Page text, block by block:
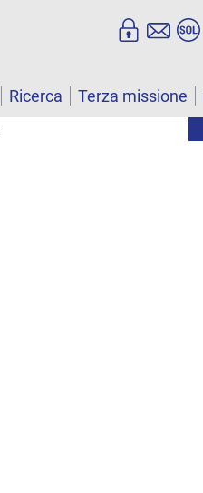
Ricerca Terza missione